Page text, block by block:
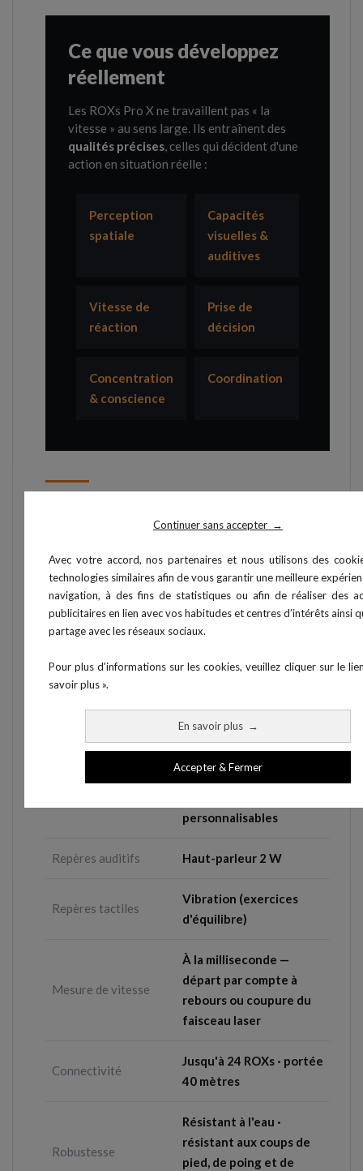
Continuer sans accepter →
Avec votre accord, nos partenaires et nous utilisons des
technologies similaires afin de vous garantir une meilleure
navigation, à des fins de statistiques ou afin de réaliser des
publicitaires en lien avec vos habitudes et centres d’intérêts ainsi
partage avec les réseaux sociaux.
Pour plus d'informations sur les cookies, veuillez cliquer sur le
savoir plus ».
En savoir plus →
Accepter & Fermer
Ce que vous développez
réellement
Les ROXs Pro X ne travaillent pas « la
vitesse » au sens large. Ils entraînent des
qualités précises, celles qui décident d'une
action en situation réelle :
Perception
spatiale
Capacités
visuelles &
auditives
Vitesse de
réaction
Prise de
décision
Concentration
& conscience
Coordination
Contenu du pack
3 ROXs Pro X + 1
chargeur + straps de
fixation
Activation sans contact,
adaptatif à la lumière
Repères visuels
multicolore avec
personnalisables
Repères auditifs Haut-parleur 2 W
Repères tactiles
Vibration (exercices
d'équilibre)
Mesure de vitesse
À la milliseconde —
départ par compte à
rebours ou coupure du
faisceau laser
Connectivité
Jusqu'à 24 ROXs · portée
40 mètres
Robustesse
Résistant à l'eau ·
résistant aux coups de
pied, de poing et de